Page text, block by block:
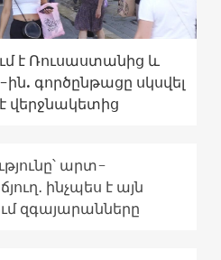
է Ռուսաստանից և
գործընթացը սկսվել
է վերջնակետից
արտ-
ինչպես է այն
զգայարանները